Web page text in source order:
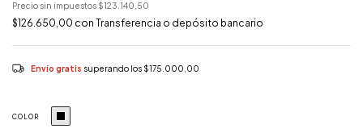
Precio sin impuestos $123.140,50
$126.650,00 con Transferencia o depósito bancario
Envío gratis superando los $175.000,00
COLOR